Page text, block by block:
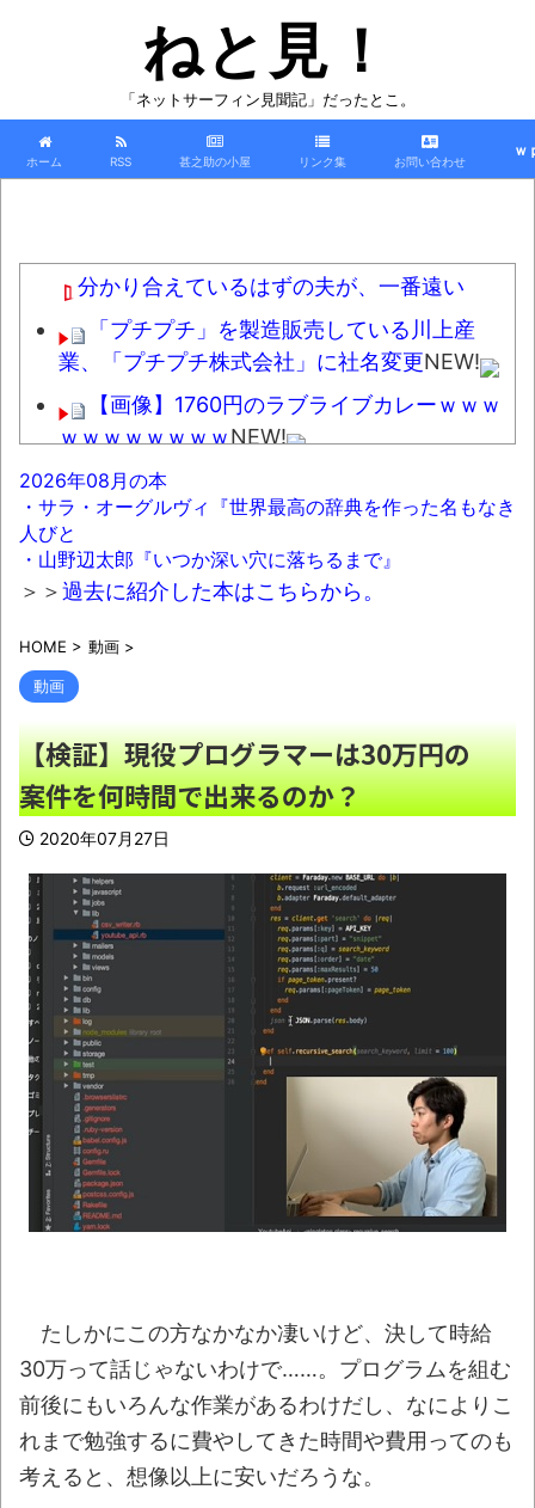
ねと見！
「ネットサーフィン見聞記」だったとこ。
ホーム RSS 甚之助の小屋 リンク集 お問い合わせ
ｗ
分かり合えているはずの夫が、一番遠い
「プチプチ」を製造販売している川上産
業、「プチプチ株式会社」に社名変更NEW!
【画像】1760円のラブライブカレーｗｗｗ
ｗｗｗｗｗｗｗｗNEW!
今日行ったラーメン屋が臭過ぎて忘れられ
ないNEW!
【悲報】高市早苗に逆らった財務官僚、異
例の左遷ｗｗｗｗｗｗｗｗNEW!
帰宅ｗｗｗｗｗｗ
ッソワロタｗｗｗｗｗｗｗｗｗNEW!
近畿大学准教授、苦言「みいちゃん呼びが
揶揄する言葉として使われ、当事者から具体的
な苦痛が訴えられている。文化芸術は人を傷つ
けてもよい。ただし、傷つけ方がある」NEW!
【有能】政府「トラックはサービスエリア
利用有料化すればサボらず走るし流問題解決じ
ゃね？」
【描込】なんだよこの漫画ｗｗｗ【注意】
NEW!
【動画】両方馬鹿（笑）ミニストップでト
ラックと衝突したドラレコが（ノ∇`）NEW!
【真顔】あるスーパーの「チャイルドシー
「これで11万取られたの!?」あるX民が玄関
ドアノブの修理を頼んだら…とんでもない事に
なった
NEW!
【07日の新刊】「魔女と傭兵 9」「転生
したら第七王子だったので、気ままに魔術を極
めます 24」「ポンコツ魔王の田舎暮らし 6」
2026年08月の本
・サラ・オーグルヴィ『世界最高の辞典を作った名もなき
人びと
・山野辺太郎『いつか深い穴に落ちるまで』
＞＞過去に紹介した本はこちらから。
HOME > 動画 >
動画
【検証】現役プログラマーは30万円の
案件を何時間で出来るのか？
2020年07月27日
たしかにこの方なかなか凄いけど、決して時給
30万って話じゃないわけで……。プログラムを組む
前後にもいろんな作業があるわけだし、なによりこ
れまで勉強するに費やしてきた時間や費用ってのも
考えると、想像以上に安いだろうな。